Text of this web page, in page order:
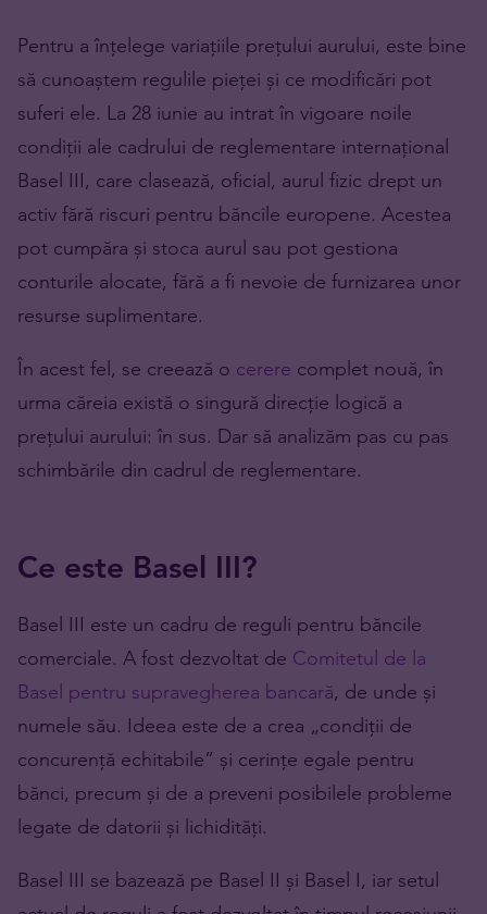
Pentru a înțelege variațiile prețului aurului, este bine
să cunoaștem regulile pieței și ce modificări pot
suferi ele. La 28 iunie au intrat în vigoare noile
condiții ale cadrului de reglementare internațional
Basel III, care clasează, oficial, aurul fizic drept un
activ fără riscuri pentru băncile europene. Acestea
pot cumpăra și stoca aurul sau pot gestiona
conturile alocate, fără a fi nevoie de furnizarea unor
resurse suplimentare.
În acest fel, se creează o cerere complet nouă, în
urma căreia există o singură direcție logică a
prețului aurului: în sus. Dar să analizăm pas cu pas
schimbările din cadrul de reglementare.
Ce este Basel III?
Basel III este un cadru de reguli pentru băncile
comerciale. A fost dezvoltat de Comitetul de la
Basel pentru supravegherea bancară, de unde și
numele său. Ideea este de a crea „condiții de
concurență echitabile” și cerințe egale pentru
bănci, precum și de a preveni posibilele probleme
legate de datorii și lichidități.
Basel III se bazează pe Basel II și Basel I, iar setul